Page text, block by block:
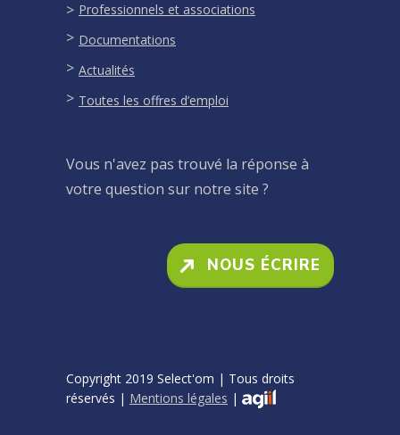
Professionnels et associations
Documentations
Actualités
Toutes les offres d’emploi
Vous n'avez pas trouvé la réponse à
votre question sur notre site ?
NOUS ÉCRIRE
Copyright 2019 Select'om | Tous droits
réservés | Mentions légales |